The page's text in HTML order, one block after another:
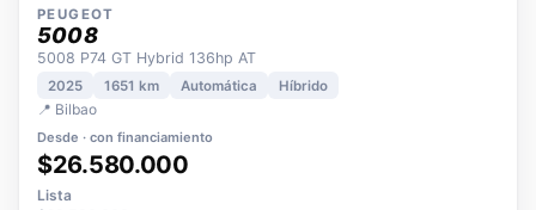
PEUGEOT
5008
5008 P74 GT Hybrid 136hp AT
2025
📍 Bilbao
Desde · con financiamiento
$26.580.000